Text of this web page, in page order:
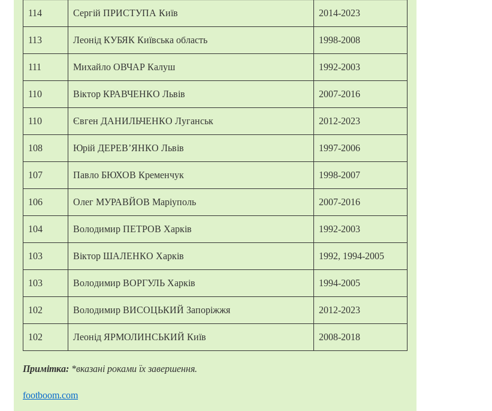
114 Сергій ПРИСТУПА Київ 2014-2023
113 Леонід КУБЯК Київська область 1998-2008
111 Михайло ОВЧАР Калуш 1992-2003
110 Віктор КРАВЧЕНКО Львів 2007-2016
110 Євген ДАНИЛЬЧЕНКО Луганськ 2012-2023
108 Юрій ДЕРЕВ’ЯНКО Львів 1997-2006
107 Павло БЮХОВ Кременчук 1998-2007
106 Олег МУРАВЙОВ Маріуполь 2007-2016
104 Володимир ПЕТРОВ Харків 1992-2003
103 Віктор ШАЛЕНКО Харків 1992, 1994-2005
103 Володимир ВОРГУЛЬ Харків 1994-2005
102 Володимир ВИСОЦЬКИЙ Запоріжжя 2012-2023
102 Леонід ЯРМОЛИНСЬКИЙ Київ 2008-2018
Примітка: *вказані роками їх завершення.
footboom.com